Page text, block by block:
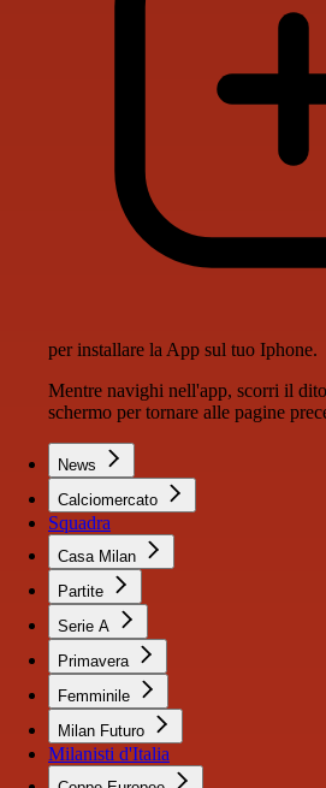
per installare la App sul tuo Iphone.
Mentre navighi nell'app, scorri il
schermo per tornare alle pagine
News
Calciomercato
Squadra
Casa Milan
Partite
Serie A
Primavera
Femminile
Milan Futuro
Milanisti d'Italia